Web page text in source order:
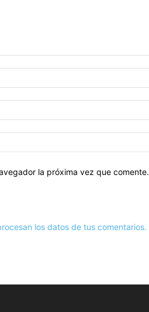
la próxima vez que comente.
los datos de tus comentarios.